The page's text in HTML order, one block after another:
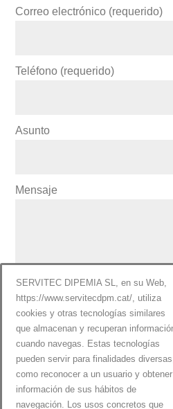
Correo electrónico (requerido)
Teléfono (requerido)
Asunto
Mensaje
Acepto el Aviso Legal y la
SERVITEC DIPEMIA SL, en su Web,
https://www.servitecdpm.cat/, utiliza
cookies y otras tecnologías similares
que almacenan y recuperan
cuando navegas. Estas tecnologías
pueden servir para finalidades
como reconocer a un usuario y obtener
información de sus hábitos de
navegación. Los usos concretos que